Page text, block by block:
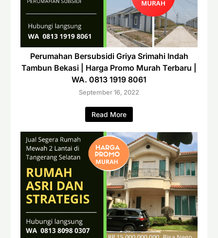
Perumahan Bersubsidi Griya Srimahi Indah
Tambun Bekasi | Harga Promo Murah Terbaru |
WA. 0813 1919 8061
September 16, 2022
Read More